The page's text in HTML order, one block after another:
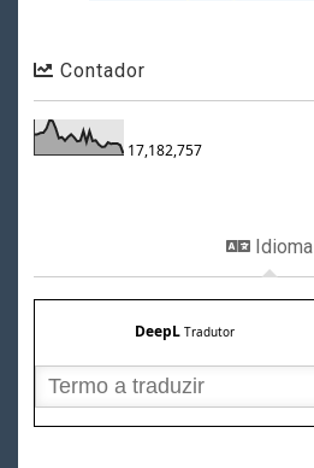
Contador
17,182,757
Idioma
DeepL Tradutor